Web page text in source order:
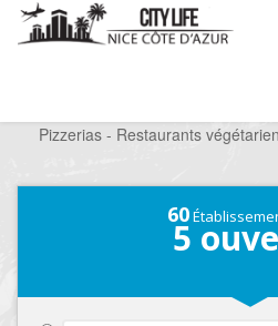
Pizzerias - Restaurants
60
5